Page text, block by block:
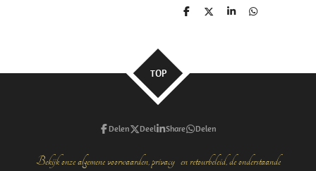
D
D
S
D
TOP
Delen Deel Share Delen
Bekijk onze algemene voorwaarden, privacy- en retourbeleid, de onderstaande